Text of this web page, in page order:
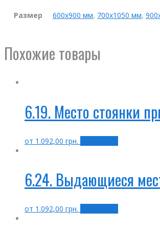
Размер 600х900 мм, 700х1050 мм,
Похожие товары
6.19. Место стоянки
от 1.092,00 грн.
6.24. Выдающиеся
от 1.092,00 грн.